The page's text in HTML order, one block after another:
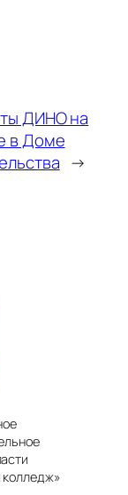
ДИНО на
в Доме
→
колледж»